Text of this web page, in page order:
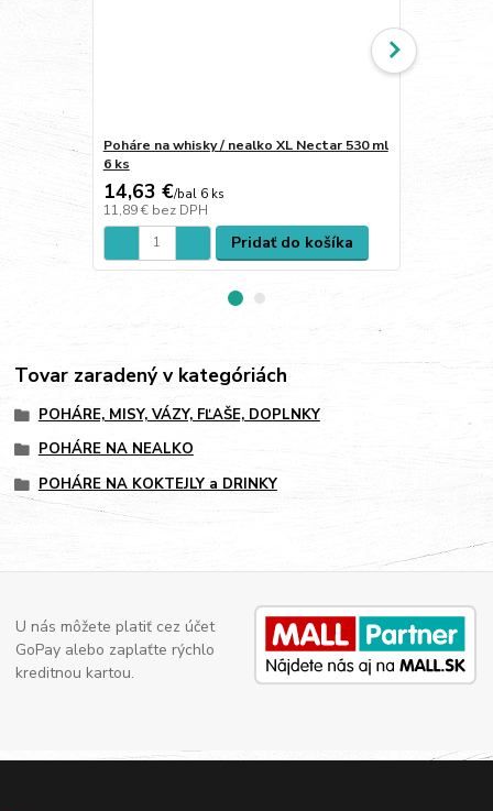
Poháre na whisky / nealko XL Nectar 530 ml
6 ks
14,63 €/bal 6 ks
11,89 € bez DPH
Pridať do košíka
Tovar zaradený v kategóriách
POHÁRE, MISY, VÁZY, FĽAŠE, DOPLNKY
POHÁRE NA NEALKO
POHÁRE NA KOKTEJLY a DRINKY
U nás môžete platiť cez účet
GoPay alebo zaplaťte rýchlo
kreditnou kartou.